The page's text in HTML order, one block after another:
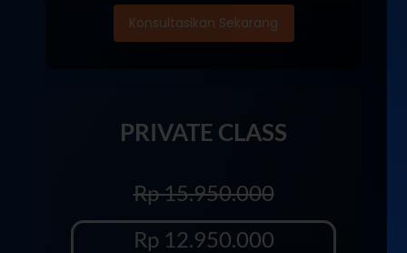
Konsultasikan Sekarang
PRIVATE CLASS
Rp 15.950.000
Rp 12.950.000